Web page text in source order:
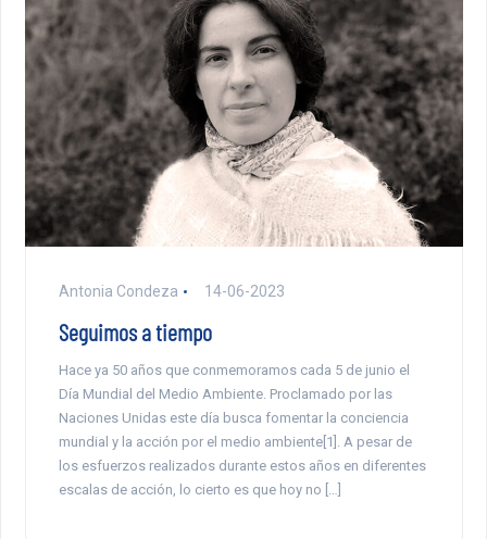
Antonia Condeza 14-06-2023
Seguimos a tiempo
Hace ya 50 años que conmemoramos cada 5 de junio el
Día Mundial del Medio Ambiente. Proclamado por las
Naciones Unidas este día busca fomentar la conciencia
mundial y la acción por el medio ambiente[1]. A pesar de
los esfuerzos realizados durante estos años en diferentes
escalas de acción, lo cierto es que hoy no […]